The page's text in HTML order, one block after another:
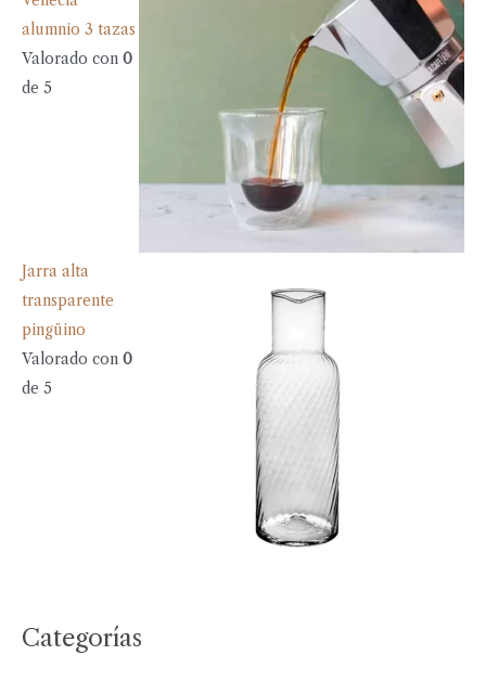
alumnio 3 tazas
Valorado con 0
de 5
Jarra alta
transparente
pingüino
Valorado con 0
de 5
Categorías